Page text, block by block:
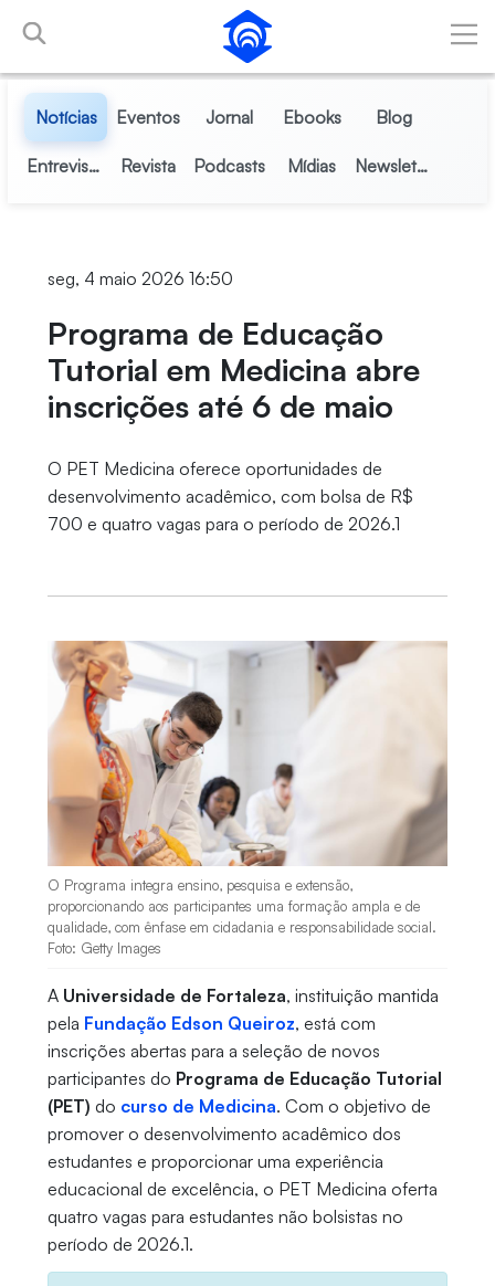
Pular para o Conteúdo principal
Notícias Eventos Jornal Ebooks Blog
Entrevistas Revista Podcasts Mídias Newsletter
seg, 4 maio 2026 16:50
Programa de Educação
Tutorial em Medicina abre
inscrições até 6 de maio
O PET Medicina oferece oportunidades de
desenvolvimento acadêmico, com bolsa de R$
700 e quatro vagas para o período de 2026.1
O Programa integra ensino, pesquisa e extensão,
proporcionando aos participantes uma formação ampla e de
qualidade, com ênfase em cidadania e responsabilidade social.
Foto: Getty Images
A Universidade de Fortaleza, instituição mantida
pela Fundação Edson Queiroz, está com
inscrições abertas para a seleção de novos
participantes do Programa de Educação Tutorial
(PET) do curso de Medicina. Com o objetivo de
promover o desenvolvimento acadêmico dos
estudantes e proporcionar uma experiência
educacional de excelência, o PET Medicina oferta
quatro vagas para estudantes não bolsistas no
período de 2026.1.